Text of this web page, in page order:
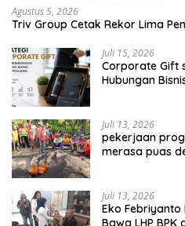
Agustus 5, 2026
Triv Group Cetak Rekor Lima
Juli 15, 2026
Corporate Gift
Hubungan
Juli 13, 2026
pekerjaan
merasa puas
Juli 13, 2026
Eko Febriyanto
Bawa LHP